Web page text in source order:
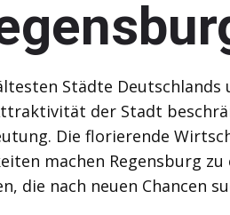
Städte Deutschlands
der Stadt
Die florierende
machen Regensburg
die nach neuen Chancen